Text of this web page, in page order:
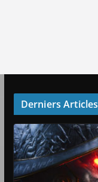
Derniers Articles